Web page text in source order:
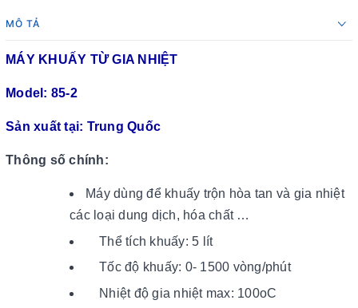
MÔ TẢ
MÁY KHUẤY TỪ GIA NHIỆT
Model: 85-2
Sản xuất tại: Trung Quốc
Thông số chính:
Máy dùng để khuấy trộn hòa tan và gia nhiệt
các loại dung dịch, hóa chất …
Thể tích khuấy: 5 lít
Tốc độ khuấy: 0- 1500 vòng/phút
Nhiệt độ gia nhiệt max: 100oC